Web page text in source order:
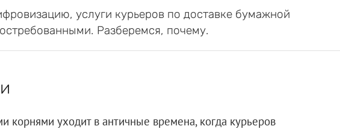
услуги курьеров по доставке бумажной
Разберемся, почему.
корнями уходит в античные времена, когда курьеров